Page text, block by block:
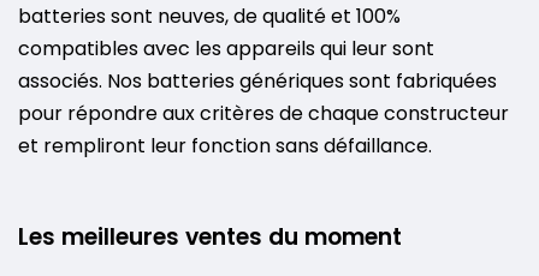
batteries sont neuves, de qualité et 100%
compatibles avec les appareils qui leur sont
associés. Nos batteries génériques sont fabriquées
pour répondre aux critères de chaque constructeur
et rempliront leur fonction sans défaillance.
Les meilleures ventes du moment